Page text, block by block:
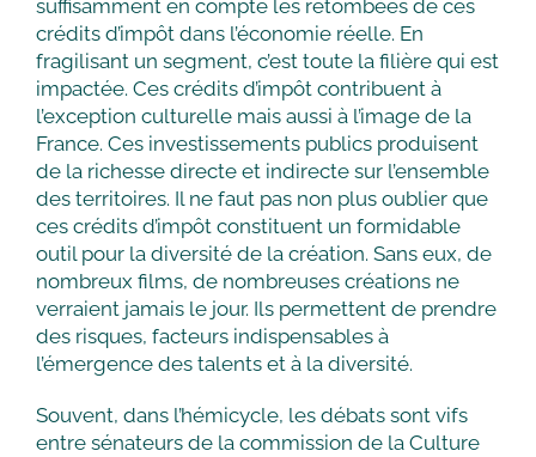
suffisamment en compte les retombées de ces
crédits d’impôt dans l’économie réelle. En
fragilisant un segment, c’est toute la filière qui est
impactée. Ces crédits d’impôt contribuent à
l’exception culturelle mais aussi à l’image de la
France. Ces investissements publics produisent
de la richesse directe et indirecte sur l’ensemble
des territoires. Il ne faut pas non plus oublier que
ces crédits d’impôt constituent un formidable
outil pour la diversité de la création. Sans eux, de
nombreux films, de nombreuses créations ne
verraient jamais le jour. Ils permettent de prendre
des risques, facteurs indispensables à
l’émergence des talents et à la diversité.
Souvent, dans l’hémicycle, les débats sont vifs
entre sénateurs de la commission de la Culture